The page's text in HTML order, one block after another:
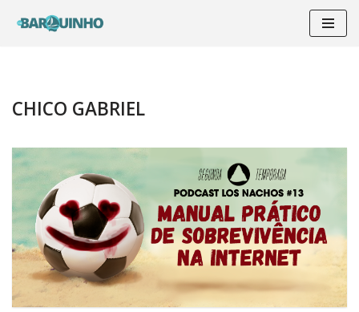
conteúdo
CHICO GABRIEL